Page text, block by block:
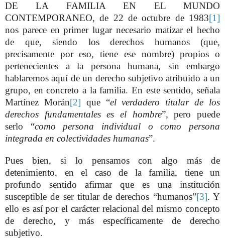
DE LA FAMILIA EN EL MUNDO
CONTEMPORANEO, de 22 de octubre de 1983[1]
nos parece en primer lugar necesario matizar el hecho
de que, siendo los derechos humanos (que,
precisamente por eso, tiene ese nombre) propios o
pertenecientes a la persona humana, sin embargo
hablaremos aquí de un derecho subjetivo atribuido a un
grupo, en concreto a la familia. En este sentido, señala
Martínez Morán[2] que “el verdadero titular de los
derechos fundamentales es el hombre”, pero puede
serlo “como persona individual o como persona
integrada en colectividades humanas”.
Pues bien, si lo pensamos con algo más de
detenimiento, en el caso de la familia, tiene un
profundo sentido afirmar que es una institución
susceptible de ser titular de derechos “humanos”[3]. Y
ello es así por el carácter relacional del mismo concepto
de derecho, y más específicamente de derecho
subjetivo.